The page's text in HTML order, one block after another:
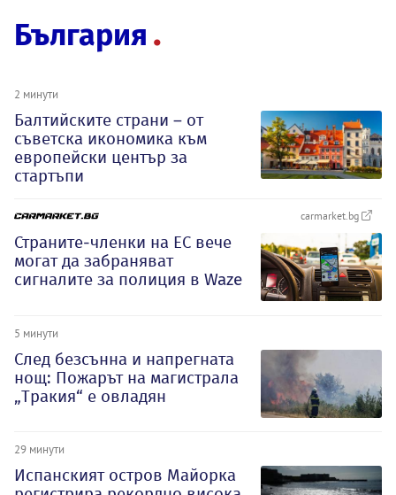
България
2 минути
Балтийските страни – от
съветска икономика към
европейски център за
стартъпи
carmarket.bg
Страните-членки на ЕС вече
могат да забраняват
сигналите за полиция в Waze
5 минути
След безсънна и напрегната
нощ: Пожарът на магистрала
„Тракия“ е овладян
29 минути
Испанският остров Майорка